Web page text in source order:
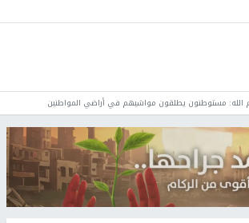
الله: مستوطنون يطلقون مواشيهم في أراضي المواطنين